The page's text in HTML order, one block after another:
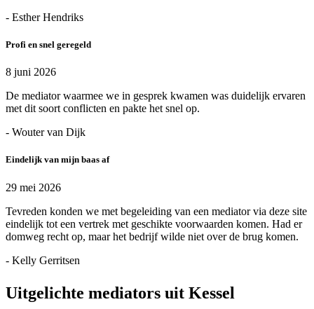
- Esther Hendriks
Profi en snel geregeld
8 juni 2026
De mediator waarmee we in gesprek kwamen was duidelijk ervaren
met dit soort conflicten en pakte het snel op.
- Wouter van Dijk
Eindelijk van mijn baas af
29 mei 2026
Tevreden konden we met begeleiding van een mediator via deze site
eindelijk tot een vertrek met geschikte voorwaarden komen. Had er
domweg recht op, maar het bedrijf wilde niet over de brug komen.
- Kelly Gerritsen
Uitgelichte mediators uit Kessel